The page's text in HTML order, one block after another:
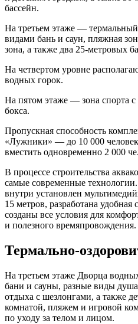
бассейн.
На третьем этаже —
видами бань и саун, пляжная
зона, а также два 25-метровых
На четвертом уровне
водных горок.
На пятом этаже — зона спорта
бокса.
Пропускная способность
«Лужники» — до 10 000
вместить одновременно 2 000
В процессе строительства
самые современные
внутри установлен
15 метров, разработана
созданы все условия для
и полезного времяпровождения.
Термально-
На третьем этаже Дворца
бани и сауны, разные виды
отдыха с шезлонгами, а также
комнатой, пляжем и игровой
по уходу за телом и лицом.